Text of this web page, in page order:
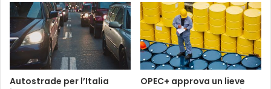
Autostrade per l’Italia
OPEC+ approva un lieve